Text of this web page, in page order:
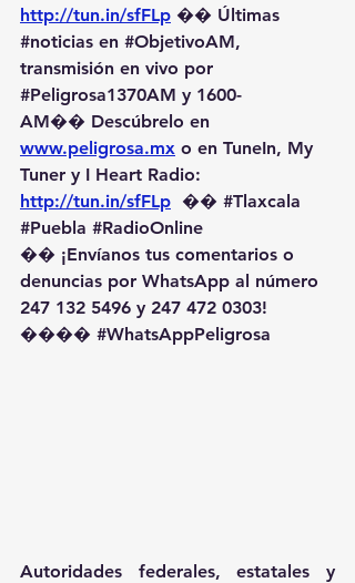
http://tun.in/sfFLp �� Últimas
#noticias en #ObjetivoAM,
transmisión en vivo por
#Peligrosa1370AM y 1600-
AM��️ Descúbrelo en
www.peligrosa.mx o en TuneIn, My
Tuner y I Heart Radio:
http://tun.in/sfFLp �� #Tlaxcala
#Puebla #RadioOnline
�� ¡Envíanos tus comentarios o
denuncias por WhatsApp al número
247 132 5496 y 247 472 0303!
��️�� #WhatsAppPeligrosa
Autoridades federales, estatales y